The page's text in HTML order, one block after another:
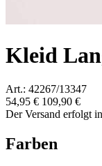
Kleid
Art.: 42267/13347
54,95 € 109,90 €
Der Versand erfolgt
Farben